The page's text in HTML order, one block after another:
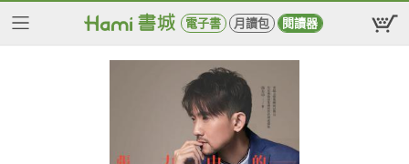
電子書 月讀包 閱讀器